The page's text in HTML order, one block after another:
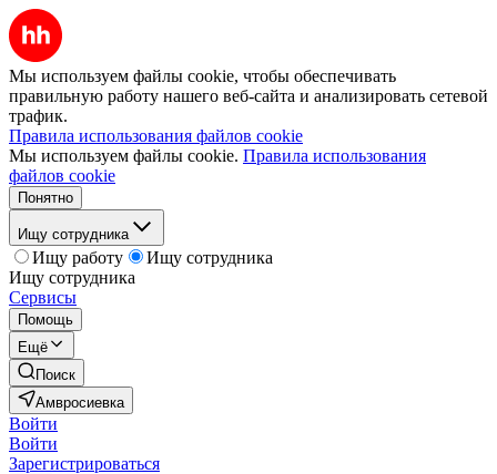
Мы используем файлы cookie, чтобы обеспечивать
правильную работу нашего веб-сайта и анализировать сетевой
трафик.
Правила использования файлов cookie
Мы используем файлы cookie. Правила использования
файлов cookie
Понятно
Ищу сотрудника
Ищу работу
Ищу сотрудника
Ищу сотрудника
Сервисы
Помощь
Ещё
Поиск
Амвросиевка
Войти
Войти
Зарегистрироваться